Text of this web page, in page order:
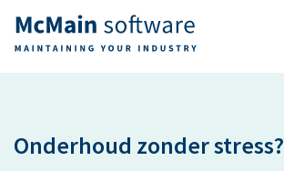
Onderhoud zonder stress?